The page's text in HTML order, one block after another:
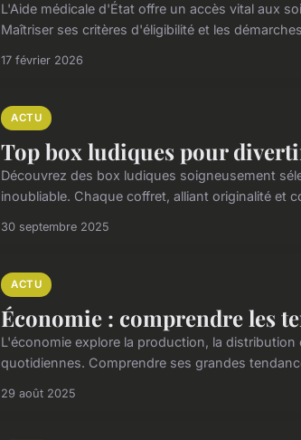
L'Aide médicale d'État offre un accès vital aux
Maîtriser ses critères d'éligibilité et les
17 février 2026
ACTU
Top box ludiques pour
Découvrez des box ludiques soigneusement
inoubliable. Chaque coffret, alliant originalité et
30 septembre 2025
ACTU
Économie : comprendre les
L'économie explore la production, la
quotidiennes. Comprendre ses grandes
29 août 2025